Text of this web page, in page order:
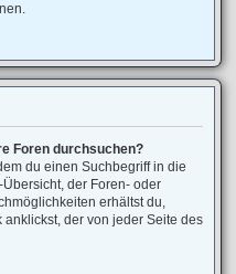
Foren durchsuchen?
du einen Suchbegriff in die
der Foren- oder
erhältst du,
anklickst, der von jeder Seite des